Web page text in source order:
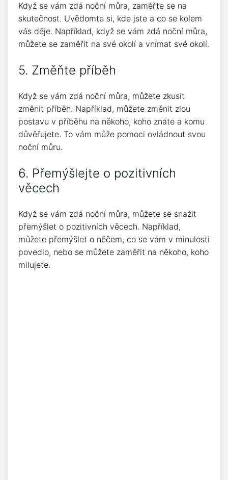
Když se vám zdá noční můra, zaměřte se na
skutečnost. Uvědomte si, kde jste a co se kolem
vás děje. Například, když se vám zdá noční můra,
můžete se zaměřit na své okolí a vnímat své okolí.
5. Změňte příběh
Když se vám zdá noční můra, můžete zkusit
změnit příběh. Například, můžete změnit zlou
postavu v příběhu na někoho, koho znáte a komu
důvěřujete. To vám může pomoci ovládnout svou
noční můru.
6. Přemýšlejte o pozitivních
věcech
Když se vám zdá noční můra, můžete se snažit
přemýšlet o pozitivních věcech. Například,
můžete přemýšlet o něčem, co se vám v minulosti
povedlo, nebo se můžete zaměřit na někoho, koho
milujete.